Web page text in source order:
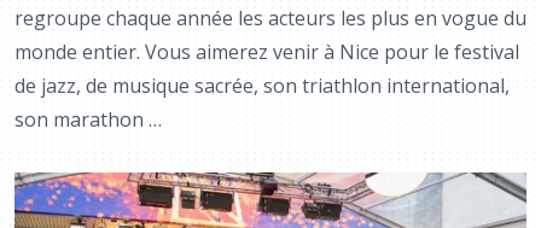
regroupe chaque année les acteurs les plus en vogue du
monde entier. Vous aimerez venir à Nice pour le festival
de jazz, de musique sacrée, son triathlon international,
son marathon …